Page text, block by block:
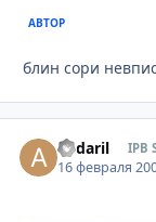
АВТОР
блин сори
andaril IPB
16 февраля